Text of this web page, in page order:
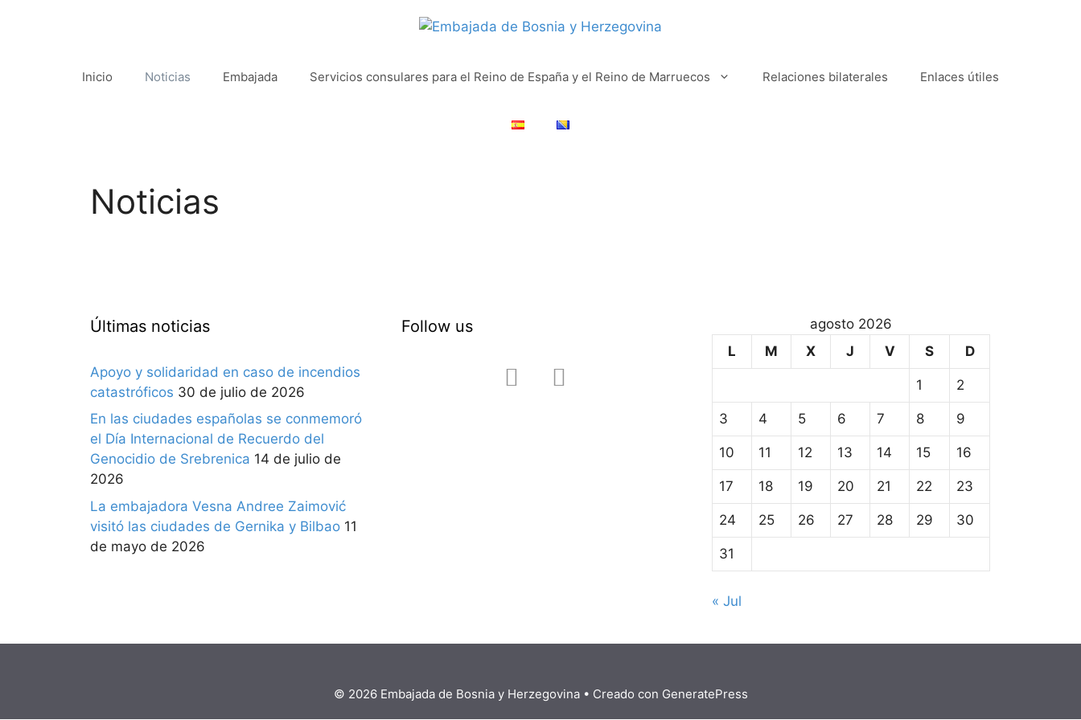
Inicio Noticias Embajada Servicios consulares para el Reino de España y el Reino de Marruecos Relaciones bilaterales Enlaces útiles
Noticias
Últimas noticias
Apoyo y solidaridad en caso de incendios
catastróficos 30 de julio de 2026
En las ciudades españolas se conmemoró
el Día Internacional de Recuerdo del
Genocidio de Srebrenica 14 de julio de
2026
La embajadora Vesna Andree Zaimović
visitó las ciudades de Gernika y Bilbao 11
de mayo de 2026
Follow us
agosto 2026
L
M X J V S D
1 2
3 4 5 6 7 8 9
10 11 12 13 14 15 16
17 18 19 20 21 22 23
24 25 26 27 28 29 30
31
« Jul
© 2026 Embajada de Bosnia y Herzegovina• Creado con GeneratePress